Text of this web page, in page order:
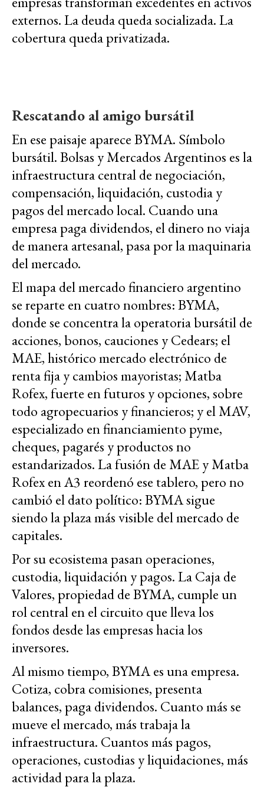
externos. La deuda queda socializada. La
cobertura queda privatizada.
Rescatando al amigo bursátil
En ese paisaje aparece BYMA. Símbolo
bursátil. Bolsas y Mercados Argentinos es la
infraestructura central de negociación,
compensación, liquidación, custodia y
pagos del mercado local. Cuando una
empresa paga dividendos, el dinero no viaja
de manera artesanal, pasa por la maquinaria
del mercado.
El mapa del mercado financiero argentino
se reparte en cuatro nombres: BYMA,
donde se concentra la operatoria bursátil de
acciones, bonos, cauciones y Cedears; el
MAE, histórico mercado electrónico de
renta fija y cambios mayoristas; Matba
Rofex, fuerte en futuros y opciones, sobre
todo agropecuarios y financieros; y el MAV,
especializado en financiamiento pyme,
cheques, pagarés y productos no
estandarizados. La fusión de MAE y Matba
Rofex en A3 reordenó ese tablero, pero no
cambió el dato político: BYMA sigue
siendo la plaza más visible del mercado de
capitales.
Por su ecosistema pasan operaciones,
custodia, liquidación y pagos. La Caja de
Valores, propiedad de BYMA, cumple un
rol central en el circuito que lleva los
fondos desde las empresas hacia los
inversores.
Al mismo tiempo, BYMA es una empresa.
Cotiza, cobra comisiones, presenta
balances, paga dividendos. Cuanto más se
mueve el mercado, más trabaja la
infraestructura. Cuantos más pagos,
operaciones, custodias y liquidaciones, más
actividad para la plaza.